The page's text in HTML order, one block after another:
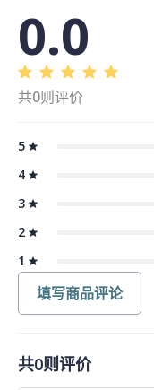
0.0
共0则评价
5
4
3
2
1
填写商品评论
共0则评价